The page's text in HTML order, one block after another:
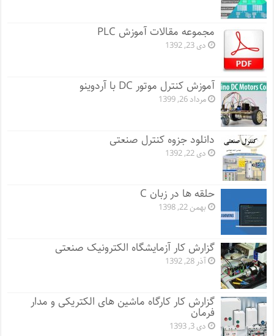
مجموعه مقالات آموزش PLC
دی 23, 1392
آموزش کنترل موتور DC با آردوینو
مرداد 26, 1399
دانلود جزوه کنترل صنعتی
دی 22, 1392
حلقه ها در زبان C
بهمن 22, 1398
گزارش کار آزمایشگاه الکترونیک صنعتی
آذر 28, 1392
گزارش کار کارگاه ماشین های الکتریکی و مدار
فرمان
دی 3, 1393